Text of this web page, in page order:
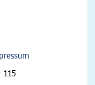
115